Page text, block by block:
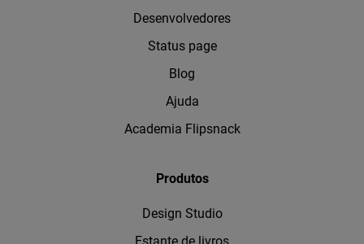
Desenvolvedores
Status page
Blog
Ajuda
Academia Flipsnack
Produtos
Design Studio